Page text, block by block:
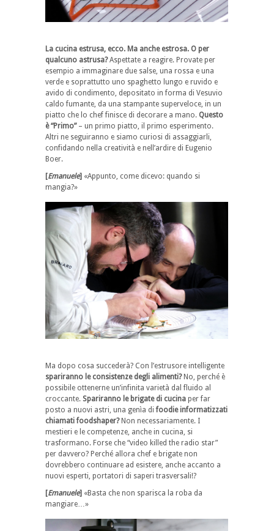
La cucina estrusa, ecco. Ma anche estrosa. O per
qualcuno astrusa?Aspettate a reagire. Provate per
esempio a immaginare due salse, una rossa e una
verde e soprattutto uno spaghetto lungo e ruvido e
avido di condimento, depositato in forma di Vesuvio
caldo fumante, da una stampante superveloce, in un
piatto che lo chef finisce di decorare a mano. Questo
è “Primo”– un primo piatto, il primo esperimento.
Altri ne seguiranno e siamo curiosi di assaggiarli,
confidando nella creatività e nell’ardire di Eugenio
Boer.
[Emanuele] «Appunto, come dicevo: quando si
mangia?»
Ma dopo cosa succederà? Con l’estrusore intelligente
spariranno le consistenze degli alimenti?No, perché è
possibile ottenerne un’infinita varietà dal fluido al
croccante. Spariranno le brigate di cucina per far
posto a nuovi astri, una genìa difoodie informatizzati
chiamati foodshaper?Non necessariamente. I
mestieri e le competenze, anche in cucina, si
trasformano. Forse che “video killed the radio star”
per davvero? Perché allora chef e brigate non
dovrebbero continuare ad esistere, anche accanto a
nuovi esperti, portatori di saperi trasversali!?
[Emanuele] «Basta che non sparisca la roba da
mangiare…»